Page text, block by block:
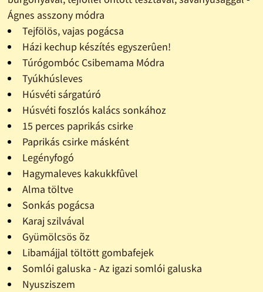
Ágnes asszony módra
Tejfölös, vajas pogácsa
Házi kechup készítés egyszerûen!
Túrógombóc Csibemama Módra
Tyúkhúsleves
Húsvéti sárgatúró
Húsvéti foszlós kalács sonkához
15 perces paprikás csirke
Paprikás csirke másként
Legényfogó
Hagymaleves kakukkfûvel
Alma töltve
Sonkás pogácsa
Karaj szilvával
Gyümölcsös õz
Libamájjal töltött gombafejek
Somlói galuska - Az igazi somlói galuska
Nyusziszem